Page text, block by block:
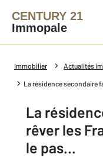
CENTURY 21
Immopale
Immobilier Actualités
La résidence secondaire
La
rêver les
le pas…